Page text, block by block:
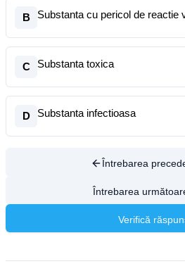
B Substanta cu pericol de reactie
C Substanta toxica
D Substanta infectioasa
Întrebarea
Întrebarea
Verifică